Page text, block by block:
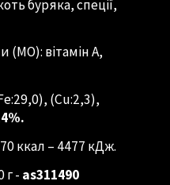
буряка, спеції,
(МО): вітамін A,
(Cu:2,3),
ккал – 4477 кДж.
г- as311490